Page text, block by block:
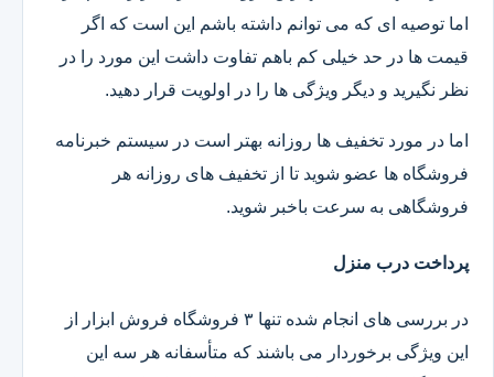
اما توصیه ای که می توانم داشته باشم این است که اگر
قیمت ها در حد خیلی کم باهم تفاوت داشت این مورد را در
نظر نگیرید و دیگر ویژگی ها را در اولویت قرار دهید.
اما در مورد تخفیف ها روزانه بهتر است در سیستم خبرنامه
فروشگاه ها عضو شوید تا از تخفیف های روزانه هر
فروشگاهی به سرعت باخبر شوید.
پرداخت درب منزل
در بررسی های انجام شده تنها ۳ فروشگاه فروش ابزار از
این ویژگی برخوردار می باشند که متأسفانه هر سه این